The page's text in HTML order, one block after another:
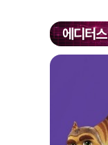
에디터